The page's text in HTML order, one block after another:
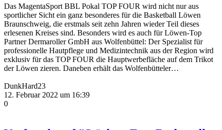
Das MagentaSport BBL Pokal TOP FOUR wird nicht nur aus
sportlicher Sicht ein ganz besonderes für die Basketball Löwen
Braunschweig, die erstmals seit zehn Jahren wieder Teil dieses
erlesenen Kreises sind. Besonders wird es auch für Löwen-Top
Partner Dermaroller GmbH aus Wolfenbüttel: Der Spezialist für
professionelle Hautpflege und Medizintechnik aus der Region wird
exklusiv für das TOP FOUR die Hauptwerbefläche auf dem Trikot
der Löwen zieren. Daneben erhält das Wolfenbütteler…
DunkHard23
12. Februar 2022 um 16:39
0